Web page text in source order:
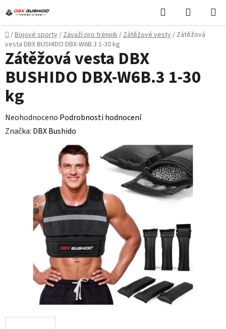
na
obsah
Hledat
KOŠÍK
Domů
/Bojové sporty/Závaží pro trénink/Zátěžové vesty/ Zátěžová
vesta DBX BUSHIDO DBX-W6B.3 1-30 kg
Zátěžová vesta DBX
BUSHIDO DBX-W6B.3 1-30
kg
Průměrné
hodnocení
hvězdiček.
Neohodnoceno Podrobnosti hodnocení
Značka: DBX Bushido